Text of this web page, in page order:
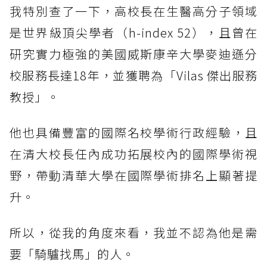
我特別查了一下，高校長在生醫高分子領域
是世界級頂尖學者（h-index 52），且曾在
研究實力極強的美國威斯康辛大學麥迪遜分
校服務長達18年，並獲聘為「Vilas 傑出服務
教授」。
他也具備豐富的國際名校學術行政經驗，且
在清大校長任內成功拓展校內的國際學術視
野，帶動清華大學在國際學術排名上顯著提
升。
所以，從我的角度來看，我並不認為他是需
要「騎驢找馬」的人。